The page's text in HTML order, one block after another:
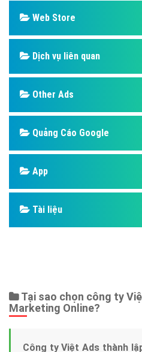
Web Store
Dịch vụ liên quan
Other Ads
Quảng Cáo Google
App
Tài liệu